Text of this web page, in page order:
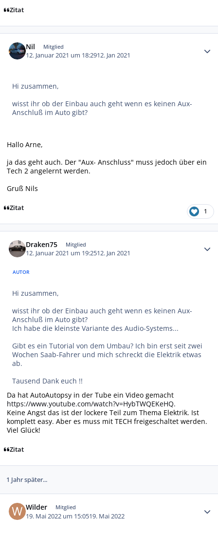
Zitat
Nil Mitglied
12. Januar 2021 um 18:2912. Jan 2021
Hi zusammen,
wisst ihr ob der Einbau auch geht wenn es keinen Aux-
Anschluß im Auto gibt?
Hallo Arne,
ja das geht auch. Der "Aux- Anschluss" muss jedoch über ein
Tech 2 angelernt werden.
Gruß Nils
Zitat 1
Draken75 Mitglied
12. Januar 2021 um 19:2512. Jan 2021
AUTOR
Hi zusammen,
wisst ihr ob der Einbau auch geht wenn es keinen Aux-
Anschluß im Auto gibt?
Ich habe die kleinste Variante des Audio-Systems...
Gibt es ein Tutorial von dem Umbau? Ich bin erst seit zwei
Wochen Saab-Fahrer und mich schreckt die Elektrik etwas
ab.
Tausend Dank euch !!
Da hat AutoAutopsy in der Tube ein Video gemacht
https://www.youtube.com/watch?v=HybTWQEKeHQ.
Keine Angst das ist der lockere Teil zum Thema Elektrik. Ist
komplett easy. Aber es muss mit TECH freigeschaltet werden.
Viel Glück!
Zitat
1 Jahr später...
Wilder Mitglied
19. Mai 2022 um 15:0519. Mai 2022